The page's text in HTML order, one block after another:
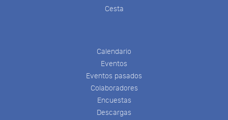
Cesta
Calendario
Eventos
Eventos pasados
Colaboradores
Encuestas
Descargas